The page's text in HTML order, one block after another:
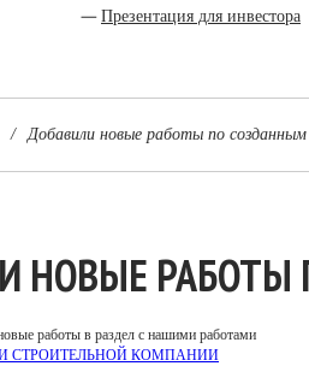
Презентация для инвестора
/ Добавили новые работы по
НОВЫЕ
работы в раздел с нашими работами
СТРОИТЕЛЬНОЙ КОМПАНИИ